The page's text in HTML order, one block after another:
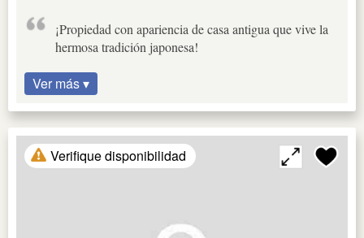
¡Propiedad con apariencia de casa antigua que vive la
hermosa tradición japonesa!
Ver más ▾
Verifique disponibilidad